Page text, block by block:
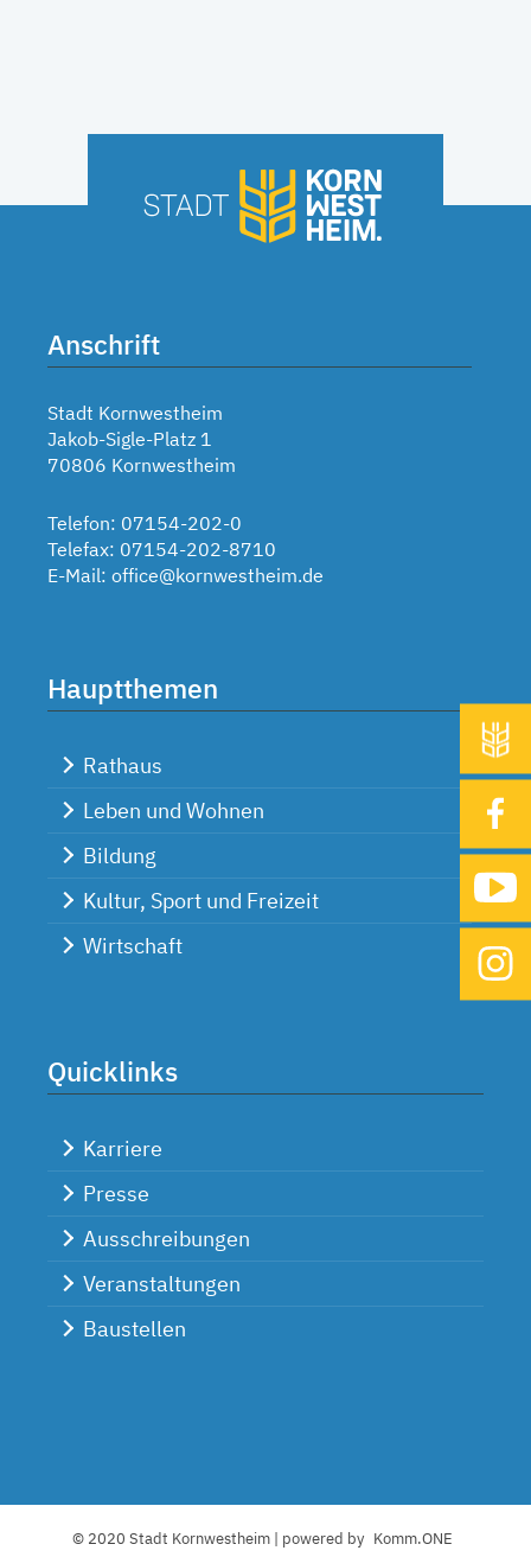
Anschrift
Stadt Kornwestheim
Jakob-Sigle-Platz 1
70806 Kornwestheim
Telefon: 07154-202-0
Telefax: 07154-202-8710
E-Mail: office@kornwestheim.de
Hauptthemen
Rathaus
Leben und Wohnen
Bildung
Kultur, Sport und Freizeit
Wirtschaft
Quicklinks
Karriere
Presse
Ausschreibungen
Veranstaltungen
Baustellen
© 2020 Stadt Kornwestheim | powered by Komm.ONE